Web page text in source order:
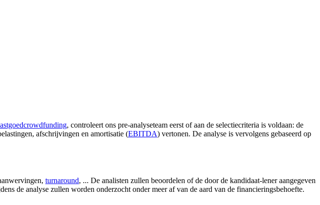
, controleert ons pre-analyseteam eerst of aan de selectiecriteria is voldaan: de
afschrijvingen en amortisatie (EBITDA) vertonen. De analyse is vervolgens gebaseerd op
turnaround, ... De analisten zullen beoordelen of de door de kandidaat-lener aangegeven
de analyse zullen worden onderzocht onder meer af van de aard van de financieringsbehoefte.